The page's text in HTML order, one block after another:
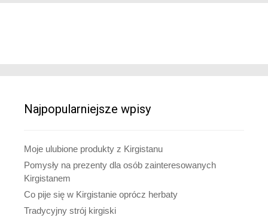
Najpopularniejsze wpisy
Moje ulubione produkty z Kirgistanu
Pomysły na prezenty dla osób zainteresowanych
Kirgistanem
Co pije się w Kirgistanie oprócz herbaty
Tradycyjny strój kirgiski